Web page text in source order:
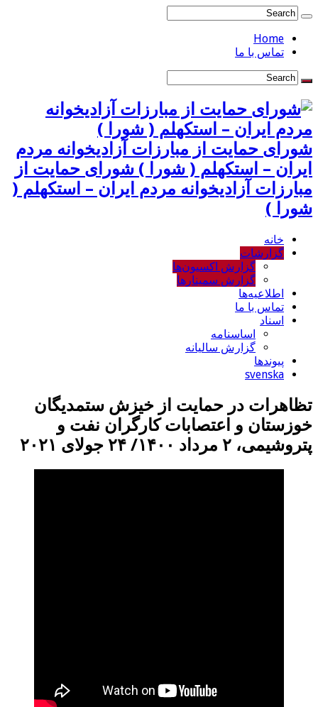
Home
تماس با ما
شورای حمایت از مبارزات آزادیخوانه مردم
ایران – استکهلم ( شورا ) شورای حمایت از
مبارزات آزادیخوانه مردم ایران – استکهلم (
شورا )
خانه
گزارشات
گزارش اکسیون‌ها
گزارش سمینارها
اطلاعیه‌ها
تماس با ما
اسناد
اساسنامه
گزارش سالیانه
پیوندها
svenska
تظاهرات در حمایت از خیزش ستمدیگان
خوزستان و اعتصابات کارگران نفت و
پتروشیمی، ۲ مرداد ۱۴۰۰/ ۲۴ جولای ۲۰۲۱